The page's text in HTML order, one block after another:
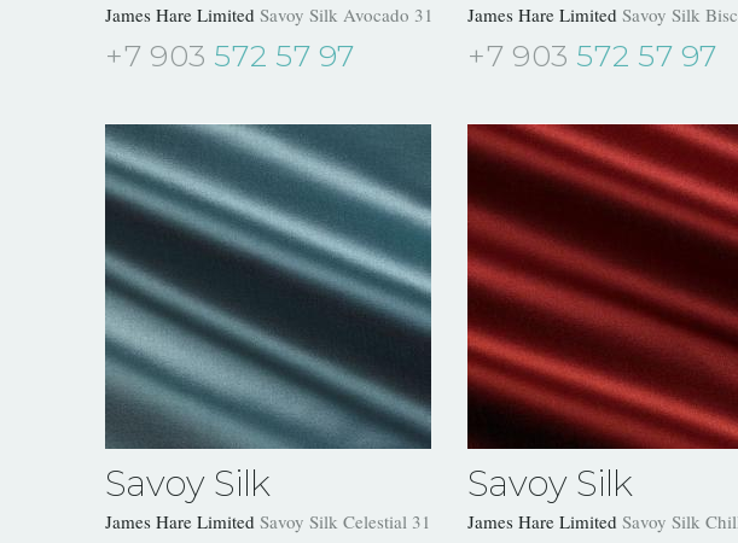
James Hare Limited Savoy Silk Avocado 31504/24
+7 903 572 57 97
James Hare Limited Savoy Silk
+7 903 572 57 97
Savoy Silk
James Hare Limited Savoy Silk Celestial 31504/28
Savoy Silk
James Hare Limited Savoy Silk